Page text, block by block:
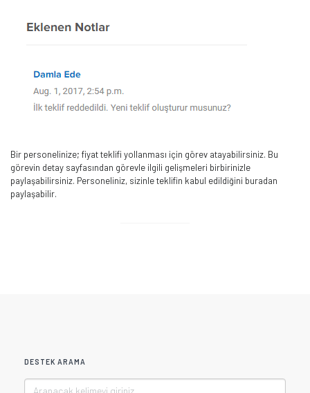
Bir personelinize; fiyat teklifi yollanması için görev atayabilirsiniz. Bu
görevin detay sayfasından görevle ilgili gelişmeleri birbirinizle
paylaşabilirsiniz. Personeliniz, sizinle teklifin kabul edildiğini buradan
paylaşabilir.
DESTEK ARAMA